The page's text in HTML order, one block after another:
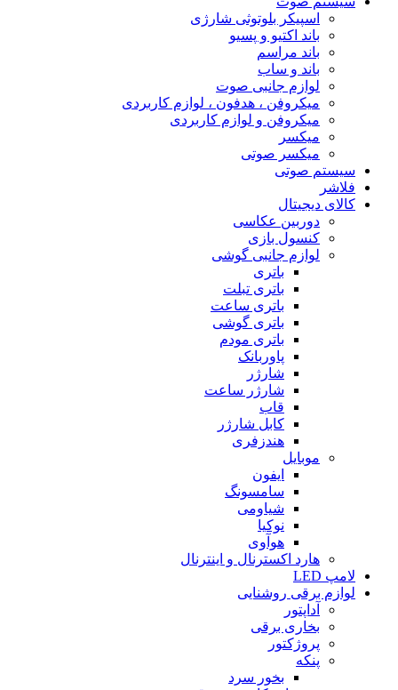
اسپیکر بلوتوثى شارژى
باند اکتیو و پسیو
باند مراسم
باند و ساب
لوازم جانبی صوت
میکروفن ، هدفون ، لوازم کاربردى
میکروفن و لوازم کاربردى
میکسر
میکسر صوتی
سیستم صوتی
فلاشر
کالای دیجیتال
دوربین عکاسی
کنسول بازی
لوازم جانبی گوشی
باتری
باتری تبلت
باتری ساعت
باتری گوشی
باتری مودم
پاوربانک
شارژر
شارژر ساعت
قاب
کابل شارژر
هندزفری
موبایل
ایفون
سامسونگ
شیاومی
نوکیا
هوآوی
هارد اکسترنال و اینترنال
لامپ LED
لوازم برقی روشنایی
آداپتور
بخارى برقى
پروژکتور
پنکه
بخور سرد